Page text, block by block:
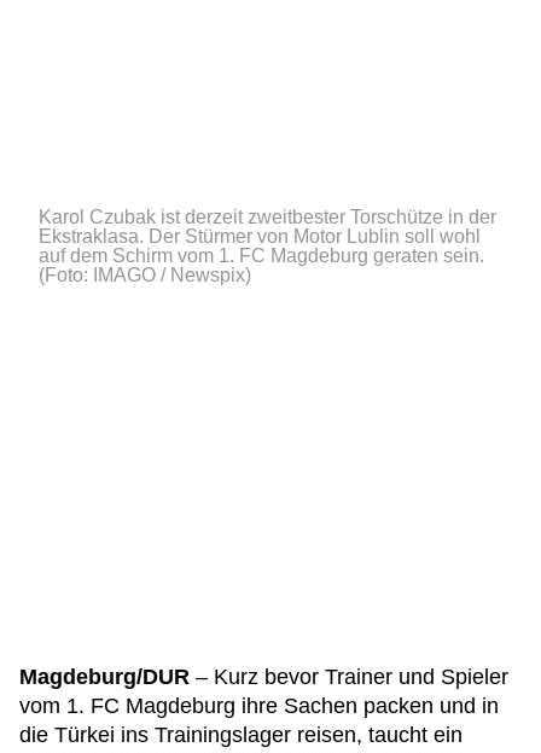
Karol Czubak ist derzeit zweitbester Torschütze in der
Ekstraklasa. Der Stürmer von Motor Lublin soll wohl
auf dem Schirm vom 1. FC Magdeburg geraten sein.
(Foto: IMAGO / Newspix)
Magdeburg/DUR – Kurz bevor Trainer und Spieler
vom 1. FC Magdeburg ihre Sachen packen und in
die Türkei ins Trainingslager reisen, taucht ein